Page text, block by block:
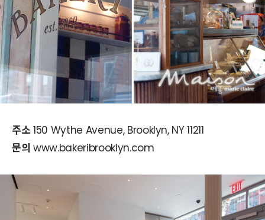
주소 150 Wythe Avenue, Brooklyn, NY 11211
문의 www.bakeribrooklyn.com